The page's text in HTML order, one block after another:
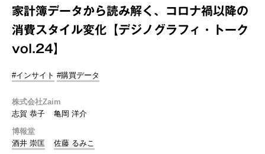
家計簿データから読み解く、コロナ禍以降の
消費スタイル変化【デジノグラフィ・トーク
vol.24】
#インサイト #購買データ
株式会社Zaim
志賀 恭子
亀岡 洋介
博報堂
酒井 崇匡
佐藤 るみこ